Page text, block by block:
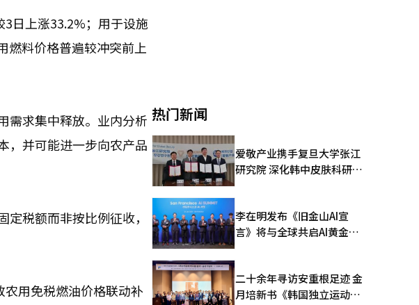
日上涨33.2%；用于设施
燃料价格普遍较冲突前上
需求集中释放。业内分析
，并可能进一步向农产品
税额而非按比例征收，
用免税燃油价格联动补
热门新闻
爱敬产业携手复旦大学张江
研究院 深化韩中皮肤科研合
李在明发布《旧金山AI宣
言》将与全球共启AI黄金时
二十余年寻访安重根足迹 金
月培新书《韩国独立运动圣